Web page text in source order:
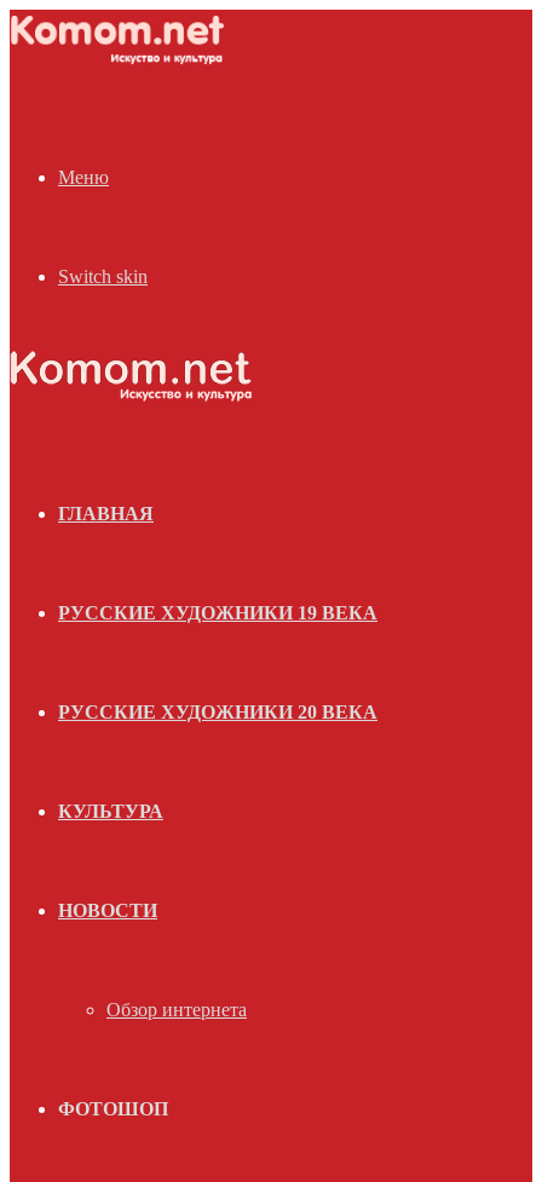
Меню
Switch skin
ГЛАВНАЯ
РУССКИЕ ХУДОЖНИКИ 19 ВЕКА
РУССКИЕ ХУДОЖНИКИ 20 ВЕКА
КУЛЬТУРА
НОВОСТИ
Обзор интернета
ФОТОШОП